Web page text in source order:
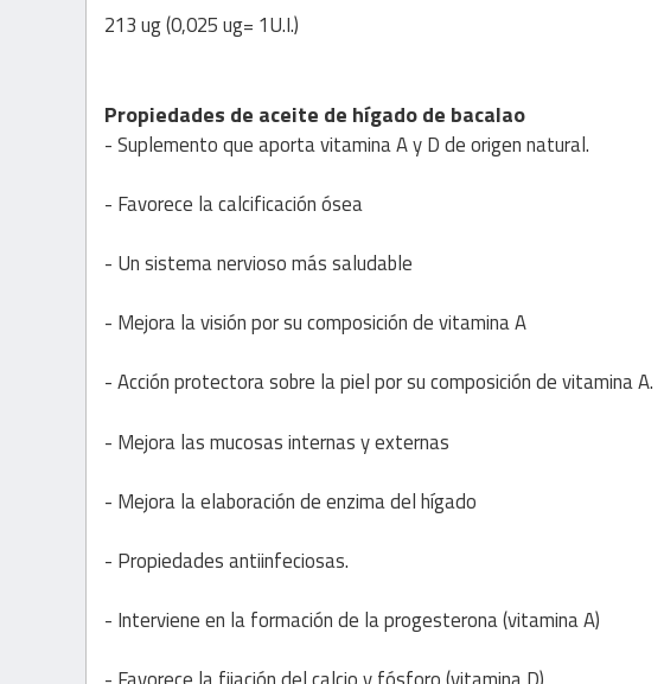
213 ug (0,025 ug= 1U.I.)
Propiedades de aceite de hígado de bacalao
- Suplemento que aporta vitamina A y D de origen natural.
- Favorece la calcificación ósea
- Un sistema nervioso más saludable
- Mejora la visión por su composición de vitamina A
- Acción protectora sobre la piel por su composición de vitamina A.
- Mejora las mucosas internas y externas
- Mejora la elaboración de enzima del hígado
- Propiedades antiinfeciosas.
- Interviene en la formación de la progesterona (vitamina A)